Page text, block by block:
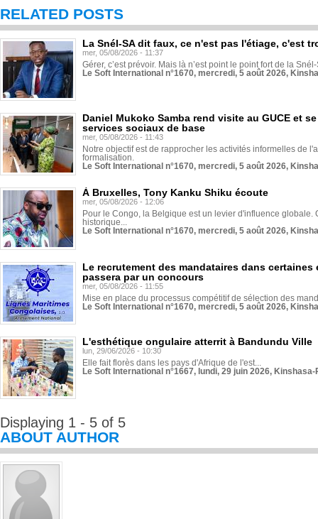
RELATED POSTS
La Snél-SA dit faux, ce n'est pas l'étiage, c'est
mer, 05/08/2026 - 11:37
Gérer, c’est prévoir. Mais là n’est point le point fort de la
Le Soft International n°1670, mercredi, 5 août 2026,
Daniel Mukoko Samba rend visite au GUCE et
services sociaux de base
mer, 05/08/2026 - 11:43
Notre objectif est de rapprocher les activités informelles de
formalisation.
Le Soft International n°1670, mercredi, 5 août 2026,
À Bruxelles, Tony Kanku Shiku écoute
mer, 05/08/2026 - 12:06
Pour le Congo, la Belgique est un levier d'influence globale.
historique...
Le Soft International n°1670, mercredi, 5 août 2026,
Le recrutement des mandataires dans
passera par un concours
mer, 05/08/2026 - 11:55
Mise en place du processus compétitif de sélection des
Le Soft International n°1670, mercredi, 5 août 2026,
L'esthétique ongulaire atterrit à Bandundu Ville
lun, 29/06/2026 - 10:30
Elle fait florès dans les pays d'Afrique de l'est...
Le Soft International n°1667, lundi, 29 juin 2026,
Displaying 1 - 5 of 5
ABOUT AUTHOR